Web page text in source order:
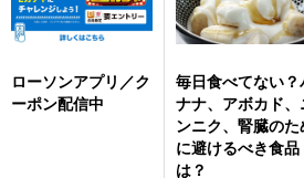
ローソンアプリ／ク
ーポン配信中
毎日食べてない？
ナナ、アボカド、
ンニク、腎臓のた
に避けるべき食品
は？